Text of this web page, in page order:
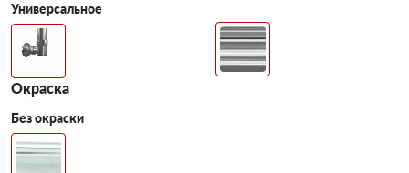
Универсальное
Окраска
Без окраски